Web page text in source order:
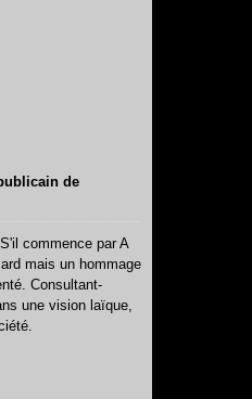
de
commence par A
mais un hommage
Consultant-
une vision laïque,